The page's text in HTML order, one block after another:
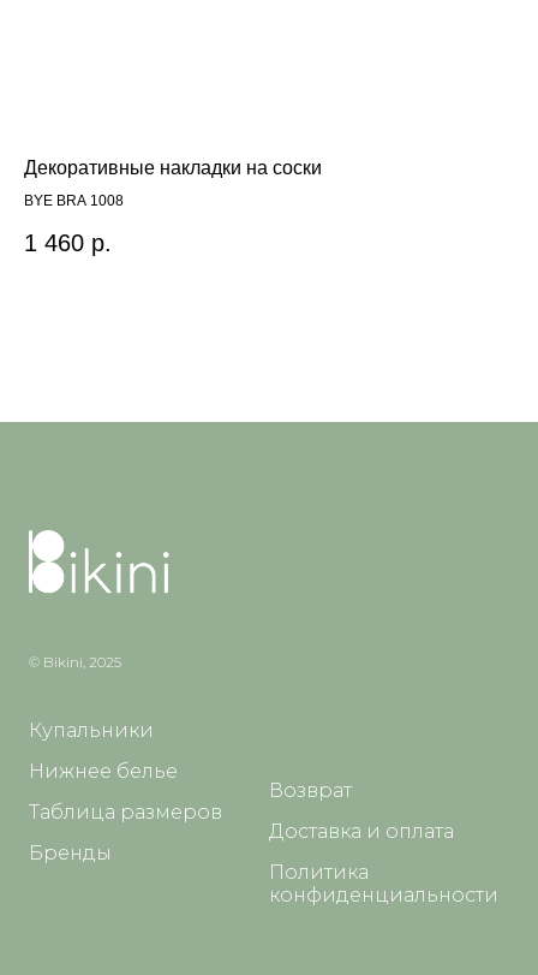
Декоративные накладки на соски
BYE BRA 1008
1 460 р.
© Bikini, 2025
Купальники
Нижнее белье
Таблица размеров
Бренды
Возврат
Доставка и оплата
Политика
конфиденциальности